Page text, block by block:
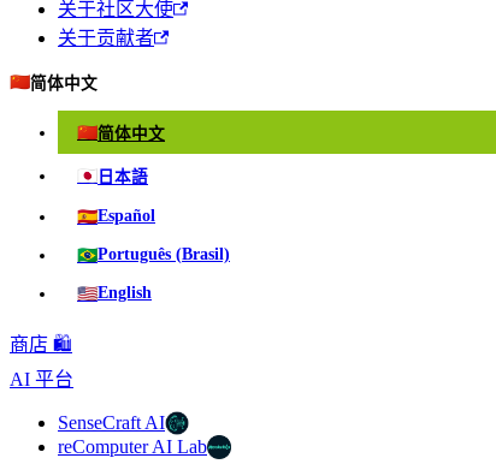
关于社区大使
关于贡献者
🇨🇳简体中文
🇨🇳简体中文
🇯🇵 日本語
🇪🇸Español
🇧🇷Português (Brasil)
🇺🇸English
商店 🛍️
AI 平台
SenseCraft AI
reComputer AI Lab